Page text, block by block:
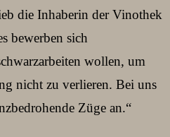
die Inhaberin der Vinothek
bewerben sich
wollen, um
nicht zu verlieren. Bei uns
Züge an.“